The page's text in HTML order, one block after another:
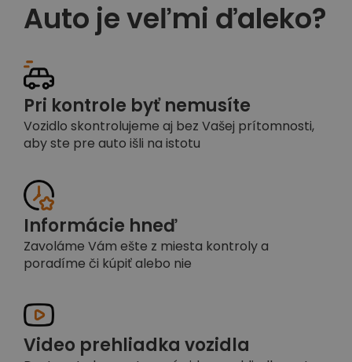
Auto je veľmi ďaleko?
Pri kontrole byť nemusíte
Vozidlo skontrolujeme aj bez Vašej prítomnosti,
aby ste pre auto išli na istotu
Informácie hneď
Zavoláme Vám ešte z miesta kontroly a
poradíme či kúpiť alebo nie
Video prehliadka vozidla